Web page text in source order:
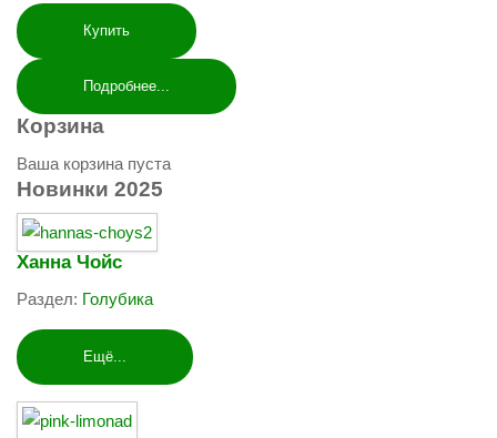
Купить
Подробнее...
Корзина
Ваша корзина пуста
Новинки 2025
Ханна Чойс
Раздел: Голубика
Ещё...